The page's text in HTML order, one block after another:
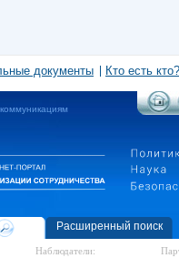
документы Кто есть кто?
Расширенный поиск
Наблюдатели: